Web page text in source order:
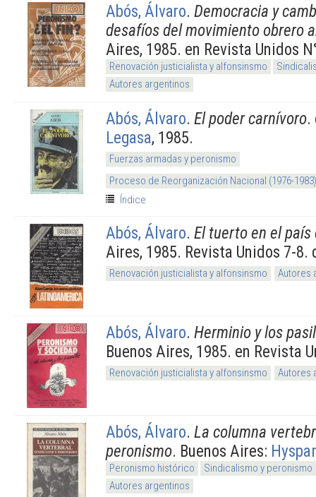
Abós, Álvaro. Democracia y
desafíos del movimiento obrero
Aires, 1985. en Revista Unidos
Renovación justicialista y alfonsinsmo
Autores argentinos
Abós, Álvaro. El poder carnívoro.
Legasa, 1985.
Fuerzas armadas y peronismo
Proceso de Reorganización Nacional (1976-1983)
Índice
Abós, Álvaro. El tuerto en el país
Aires, 1985. Revista Unidos 7-
Renovación justicialista y alfonsinsmo Autores
Abós, Álvaro. Herminio y los
Buenos Aires, 1985. en Revista
Renovación justicialista y alfonsinsmo Autores
Abós, Álvaro. La columna
peronismo. Buenos Aires:
Peronismo histórico
Sindicalismo y peronismo
Autores argentinos